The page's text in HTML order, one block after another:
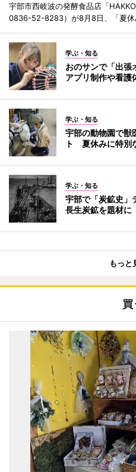
宇部市西岐波の発酵食品店「
0836-52-8283）が8月8日、「夏休
学ぶ・知る
おのサンで「出張
アプリ制作や看護
学ぶ・知る
宇部の動物園で獣
ト 夏休みに特別
学ぶ・知る
宇部で「炭鉱史
長生炭鉱を題材に
もっと
買